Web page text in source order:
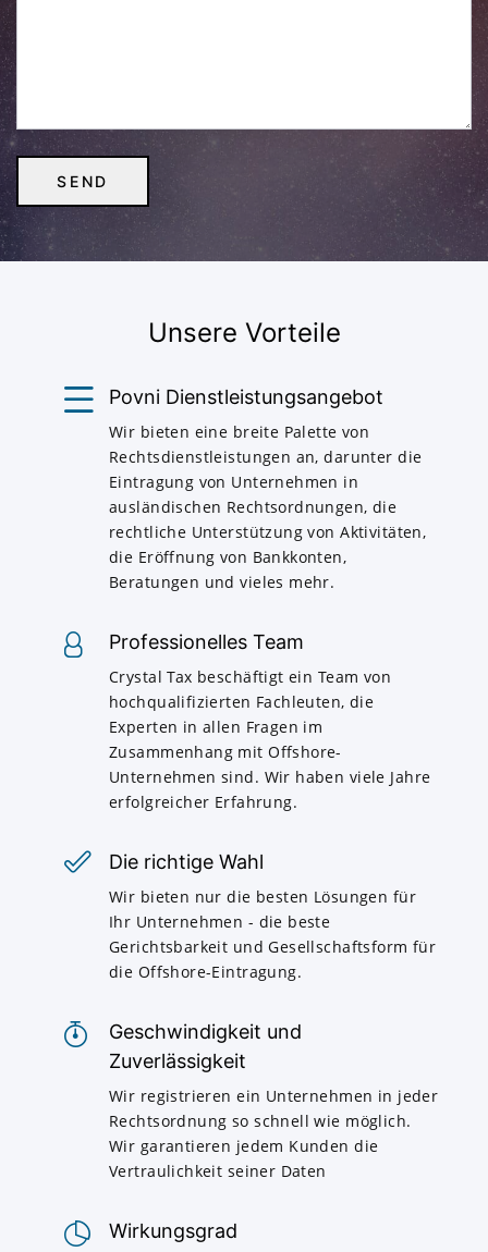
Unsere Vorteile
Povni Dienstleistungsangebot
Wir bieten eine breite Palette von
Rechtsdienstleistungen an, darunter die
Eintragung von Unternehmen in
ausländischen Rechtsordnungen, die
rechtliche Unterstützung von Aktivitäten,
die Eröffnung von Bankkonten,
Beratungen und vieles mehr.
Professionelles Team
Crystal Tax beschäftigt ein Team von
hochqualifizierten Fachleuten, die
Experten in allen Fragen im
Zusammenhang mit Offshore-
Unternehmen sind. Wir haben viele Jahre
erfolgreicher Erfahrung.
Die richtige Wahl
Wir bieten nur die besten Lösungen für
Ihr Unternehmen - die beste
Gerichtsbarkeit und Gesellschaftsform für
die Offshore-Eintragung.
Geschwindigkeit und
Zuverlässigkeit
Wir registrieren ein Unternehmen in jeder
Rechtsordnung so schnell wie möglich.
Wir garantieren jedem Kunden die
Vertraulichkeit seiner Daten
Wirkungsgrad